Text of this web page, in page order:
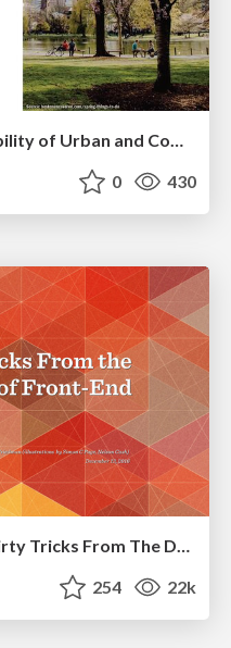
Stewardship and Sustainability of Urban and Community Forests
0 430
254 22k